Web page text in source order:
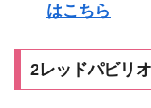
はこちら
2レッドパビリ